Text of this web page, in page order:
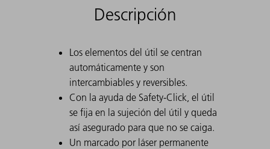
Descripción
Los elementos del útil se centran
automáticamente y son
intercambiables y reversibles.
Con la ayuda de Safety-Click, el útil
se fija en la sujeción del útil y queda
así asegurado para que no se caiga.
Un marcado por láser permanente